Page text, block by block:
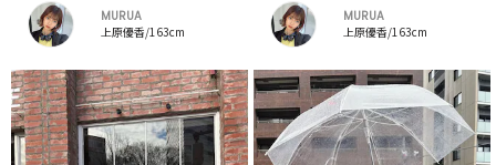
MURUA
上原優香/163cm
MURUA
上原優香/163cm